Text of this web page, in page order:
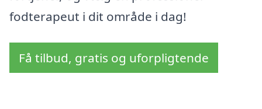
fodterapeut i dit område i dag!
Få tilbud, gratis og uforpligtende